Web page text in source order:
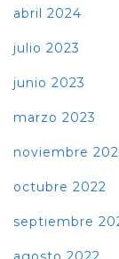
abril 2024
julio 2023
junio 2023
marzo 2023
noviembre
octubre 2022
septiembre